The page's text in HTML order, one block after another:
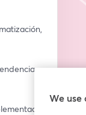
We use